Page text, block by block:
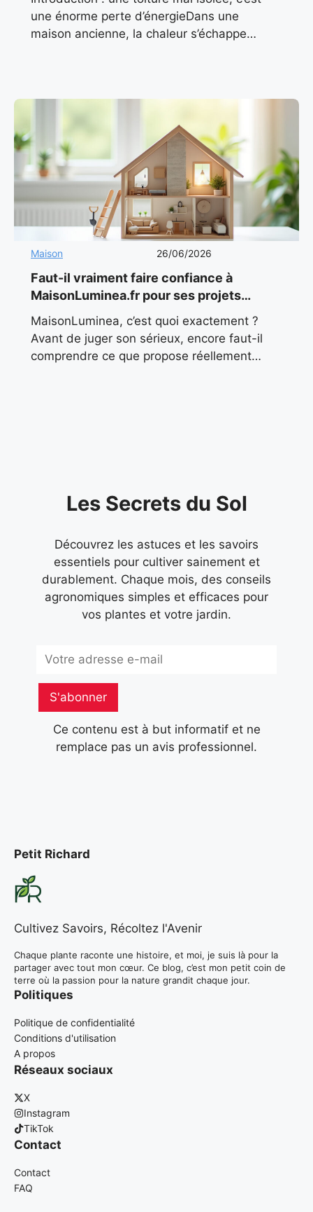
une énorme perte d’énergieDans une
maison ancienne, la chaleur s’échappe
Maison 26/06/2026
Faut-il vraiment faire confiance à
MaisonLuminea.fr pour ses projets
maison en 2026 ?
MaisonLuminea, c’est quoi exactement ?
Avant de juger son sérieux, encore faut-il
comprendre ce que propose réellement
Les Secrets du Sol
Découvrez les astuces et les savoirs
essentiels pour cultiver sainement et
durablement. Chaque mois, des conseils
agronomiques simples et efficaces pour
vos plantes et votre jardin.
S'abonner
Ce contenu est à but informatif et ne
remplace pas un avis professionnel.
Petit Richard
Cultivez Savoirs, Récoltez l'Avenir
Chaque plante raconte une histoire, et moi, je suis là pour la
partager avec tout mon cœur. Ce blog, c’est mon petit coin de
terre où la passion pour la nature grandit chaque jour.
Politiques
Politique de confidentialité
Conditions d'utilisation
A propos
Réseaux sociaux
X
Instagram
TikTok
Contact
Contact
FAQ